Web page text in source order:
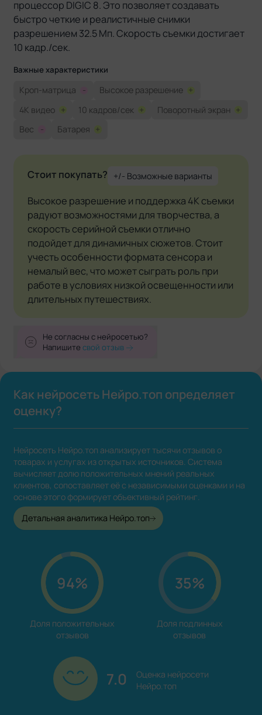
процессор DIGIC 8. Это позволяет создавать
быстро четкие и реалистичные снимки
разрешением 32.5 Мп. Скорость съемки достигает
10 кадр./сек.
Важные характеристики
Кроп-матрица - Высокое разрешение +
4K видео + 10 кадров/сек + Поворотный экран +
Вес
- Батарея +
Стоит покупать? +/- Возможные варианты
Высокое разрешение и поддержка 4K съемки
радуют возможностями для творчества, а
скорость серийной съемки отлично
подойдет для динамичных сюжетов. Стоит
учесть особенности формата сенсора и
немалый вес, что может сыграть роль при
работе в условиях низкой освещенности или
длительных путешествиях.
Не согласны с нейросетью?
Напишитесвой отзыв
Как нейросеть Нейро.топ определяет
оценку?
Нейросеть Нейро.топ анализирует тысячи отзывов о
товарах и услугах из открытых источников. Система
вычисляет долю положительных мнений реальных
клиентов, сопоставляет её с независимыми оценками и на
основе этого формирует объективный рейтинг.
Детальная аналитика Нейро.топ
94%
Доля положительных
отзывов
35%
Доля подлинных
отзывов
7.0
Оценка нейросети
Нейро.топ